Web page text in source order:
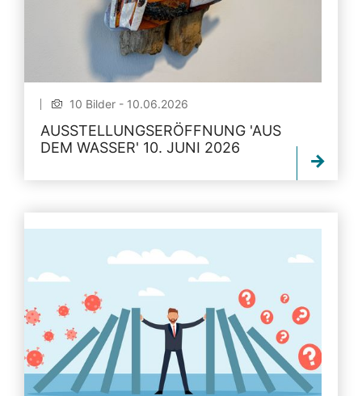
10 Bilder - 10.06.2026
AUSSTELLUNGSERÖFFNUNG 'AUS
DEM WASSER' 10. JUNI 2026